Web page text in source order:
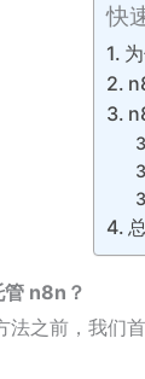
快
管 n8n？
法之前，我们